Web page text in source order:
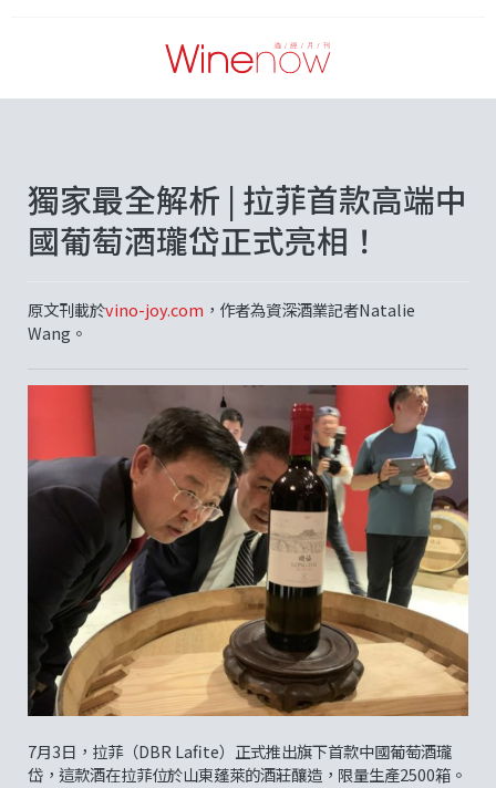
獨家最全解析 | 拉菲首款高端中
國葡萄酒瓏岱正式亮相！
原文刊載於vino-joy.com ，作者為資深酒業記者Natalie
Wang。
7月3日，拉菲（DBR Lafite）正式推出旗下首款中國葡萄酒瓏
岱，這款酒在拉菲位於山東蓬萊的酒莊釀造，限量生產2500箱。